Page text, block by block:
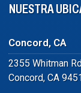
NUESTRA
Concord, CA
2355 Whitman
Concord, CA